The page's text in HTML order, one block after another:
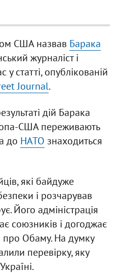
США назвав Барака
журналіст і
статті, опублікованій
Journal.
дій Барака
США переживають
до НАТО знаходиться
які байдуже
і розчарував
Його адміністрація
союзників і догоджає
про Обаму. На думку
перевірку, яку